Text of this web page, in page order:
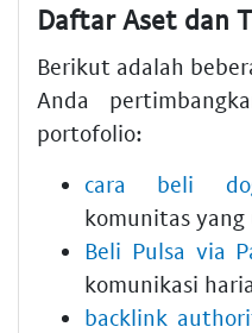
Daftar Aset dan
Berikut adalah
Anda
portofolio:
cara beli
komunitas yang
Beli Pulsa via
komunikasi
backlink